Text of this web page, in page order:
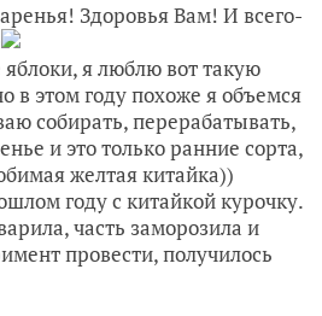
Здоровья Вам! И всего-
я люблю вот такую
в этом году похоже я объемся
собирать, перерабатывать,
и это только ранние сорта,
желтая китайка))
году с китайкой курочку.
часть заморозила и
провести, получилось